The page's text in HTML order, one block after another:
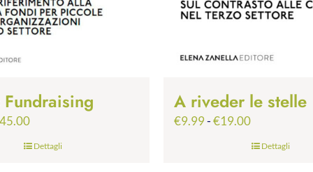
45.00Fascia
prezzo:
Dettagli
A riveder le stelle
€9.99-€19.00Fascia
prezzo:
Dettagli